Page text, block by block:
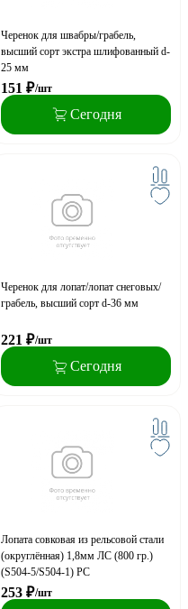
Черенок для швабры/грабель,
высший сорт экстра шлифованный d-
25 мм
151 ₽/шт
Сегодня
Черенок для лопат/лопат снеговых/
грабель, высший сорт d-36 мм
221 ₽/шт
Сегодня
Лопата совковая из рельсовой стали
(округлённая) 1,8мм ЛС (800 гр.)
(S504-5/S504-1) РС
253 ₽/шт